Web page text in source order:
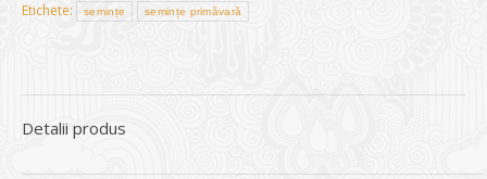
Etichete:
semințe semințe primăvară
Detalii produs